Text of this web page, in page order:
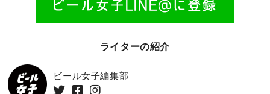
ライターの紹介
ビール女子編集部